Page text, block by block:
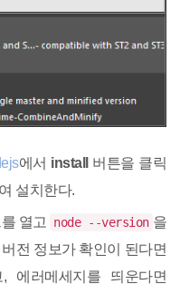
에서 install
버튼을 클릭
설치한다.
열고 node --version 을
전 정보가 확인이 된다면
에러메세지를 띄운다면